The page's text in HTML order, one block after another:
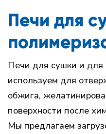
Печи для
Печи для сушки и
используем для
обжига,
поверхности после
Мы предлагаем